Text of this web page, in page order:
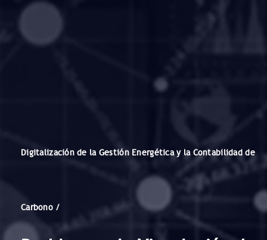
Digitalización de la Gestión Energética y la Contabilidad de
Carbono /